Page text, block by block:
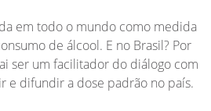
em todo o mundo como medida
de álcool. E no Brasil? Por
ser um facilitador do diálogo com
e difundir a dose padrão no país.